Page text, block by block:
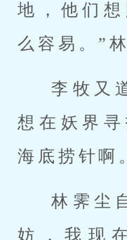
地，他们
么容易。”
李牧又
想在妖界
海底捞针啊
林霁尘
妨，我现